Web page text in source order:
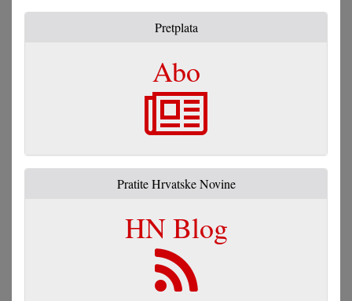
Pretplata
Abo
Pratite Hrvatske Novine
HN Blog